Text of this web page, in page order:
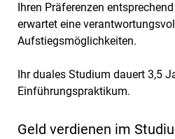
Ihren Präferenzen
erwartet eine
Aufstiegs­möglichkeiten.
Ihr duales Studium dauert 3,5
Einführungspraktikum.
Geld verdienen im